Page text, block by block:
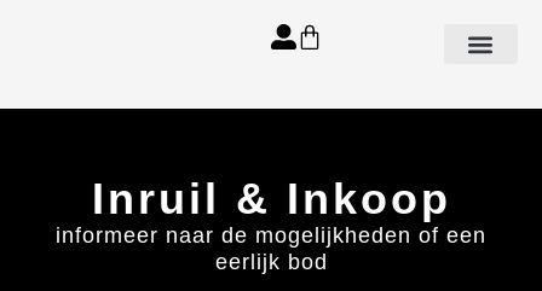
Inruil & Inkoop
informeer naar de mogelijkheden of een
eerlijk bod